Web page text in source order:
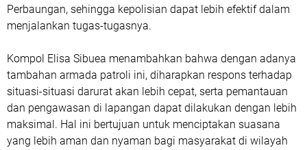
Perbaungan, sehingga kepolisian dapat lebih efektif dalam
menjalankan tugas-tugasnya.
Kompol Elisa Sibuea menambahkan bahwa dengan adanya
tambahan armada patroli ini, diharapkan respons terhadap
situasi-situasi darurat akan lebih cepat, serta pemantauan
dan pengawasan di lapangan dapat dilakukan dengan lebih
maksimal. Hal ini bertujuan untuk menciptakan suasana
yang lebih aman dan nyaman bagi masyarakat di wilayah